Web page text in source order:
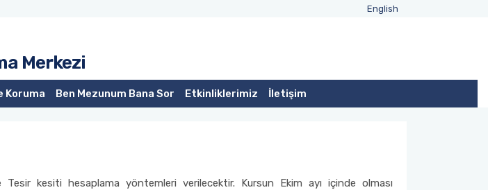
English
Merkezi
Koruma Ben Mezunum Bana Sor Etkinliklerimiz İletişim
Tesir kesiti hesaplama yöntemleri verilecektir. Kursun Ekim ayı içinde olması